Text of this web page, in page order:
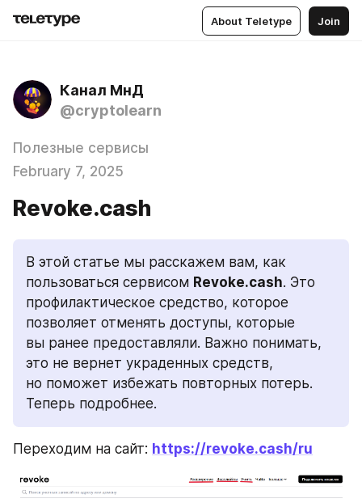
About Teletype Join
Канал МнД
@cryptolearn
Полезные сервисы
February 7, 2025
Revoke.cash
В этой статье мы расскажем вам, как
пользоваться сервисом Revoke.cash. Это
профилактическое средство, которое
позволяет отменять доступы, которые
вы ранее предоставляли. Важно понимать,
это не вернет украденных средств,
но поможет избежать повторных потерь.
Теперь подробнее.
Переходим на сайт: https://revoke.cash/ru